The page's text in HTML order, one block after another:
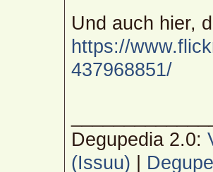
Und auch hier,
https://
437968851/
Degupedia 2.0:
(Issuu)